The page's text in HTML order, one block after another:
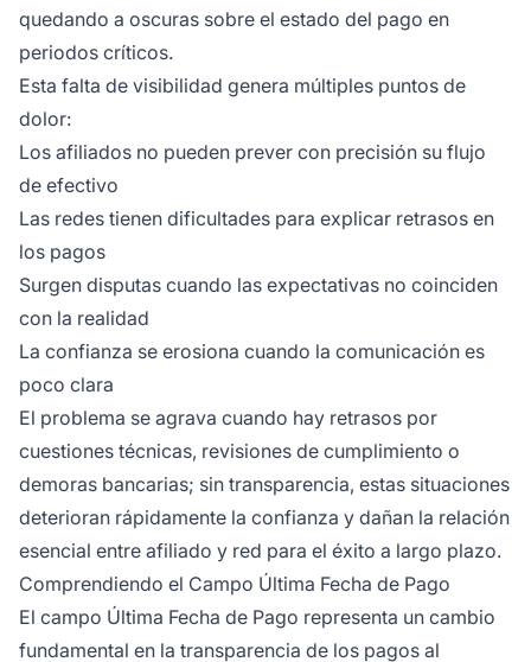
quedando a oscuras sobre el estado del pago en
periodos críticos.
Esta falta de visibilidad genera múltiples puntos de
dolor:
Los afiliados no pueden prever con precisión su flujo
de efectivo
Las redes tienen dificultades para explicar retrasos en
los pagos
Surgen disputas cuando las expectativas no coinciden
con la realidad
La confianza se erosiona cuando la comunicación es
poco clara
El problema se agrava cuando hay retrasos por
cuestiones técnicas, revisiones de cumplimiento o
demoras bancarias; sin transparencia, estas situaciones
deterioran rápidamente la confianza y dañan la relación
esencial entre afiliado y red para el éxito a largo plazo.
Comprendiendo el Campo Última Fecha de Pago
El campo Última Fecha de Pago representa un cambio
fundamental en la transparencia de los pagos al